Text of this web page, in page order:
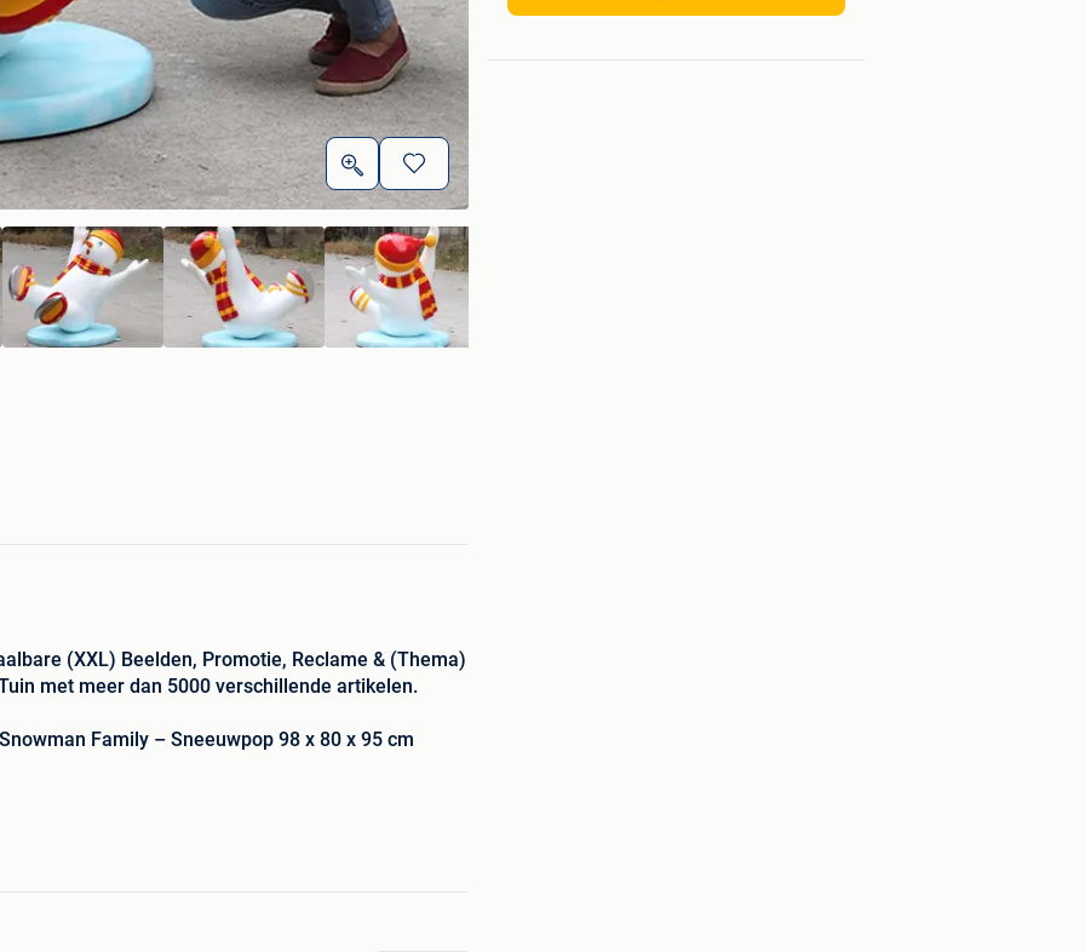
(XXL) Beelden, Promotie, Reclame & (Thema)
met meer dan 5000 verschillende artikelen.
Family – Sneeuwpop 98 x 80 x 95 cm
Reclame artikelen, alles voor Indoor/Outdoor ,
of gewoon voor uw eigen Huis & Tuin...